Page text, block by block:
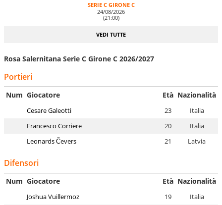
SERIE C GIRONE C
24/08/2026
(21:00)
VEDI TUTTE
Rosa Salernitana Serie C Girone C 2026/2027
Portieri
Num Giocatore Età Nazionalità
Cesare Galeotti 23
Italia
Francesco Corriere
20
Italia
Leonards Čevers
21 Latvia
Difensori
Num Giocatore Età Nazionalità
Joshua Vuillermoz 19
Italia